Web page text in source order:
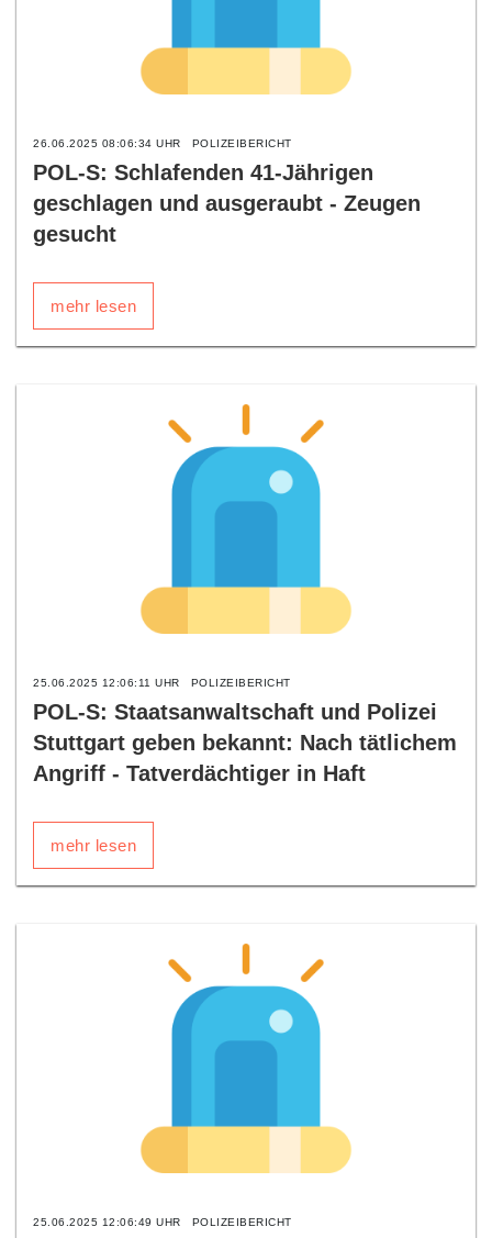
26.06.2025 08:06:34 UHR POLIZEIBERICHT
POL-S: Schlafenden 41-Jährigen
geschlagen und ausgeraubt - Zeugen
gesucht
mehr lesen
25.06.2025 12:06:11 UHR POLIZEIBERICHT
POL-S: Staatsanwaltschaft und Polizei
Stuttgart geben bekannt: Nach tätlichem
Angriff - Tatverdächtiger in Haft
mehr lesen
25.06.2025 12:06:49 UHR POLIZEIBERICHT